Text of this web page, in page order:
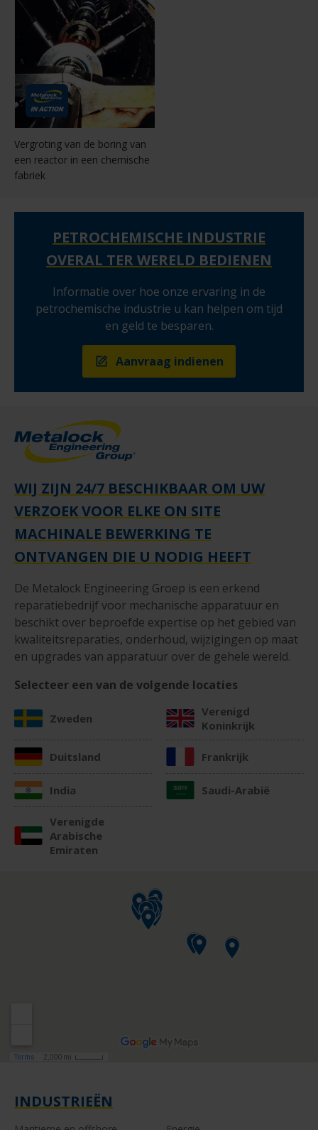
Vergroting van de boring van
een reactor in een chemische
fabriek
PETROCHEMISCHE INDUSTRIE
OVERAL TER WERELD BEDIENEN
Informatie over hoe onze ervaring in de
petrochemische industrie u kan helpen om tijd
en geld te besparen.
Aanvraag indienen
WIJ ZIJN 24/7 BESCHIKBAAR OM UW
VERZOEK VOOR ELKE ON SITE
MACHINALE BEWERKING TE
ONTVANGEN DIE U NODIG HEEFT
De Metalock Engineering Groep is een erkend
reparatiebedrijf voor mechanische apparatuur en
beschikt over beproefde expertise op het gebied van
kwaliteitsreparaties, onderhoud, wijzigingen op maat
en upgrades van apparatuur over de gehele wereld.
Selecteer een van de volgende locaties
Zweden
Verenigd
Koninkrijk
Duitsland Frankrijk
India Saudi-Arabië
Verenigde
Arabische
Emiraten
INDUSTRIEËN